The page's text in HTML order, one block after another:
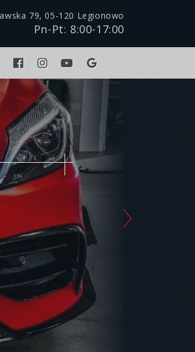
79, 05-120 Legionowo
Pn-Pt: 8:00-17:00